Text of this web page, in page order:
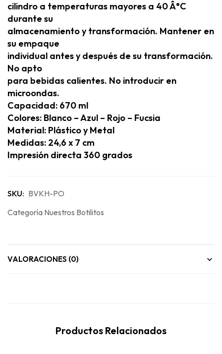
cilindro a temperaturas mayores a 40 Â°C
durante su
almacenamiento y transformación. Mantener en
su empaque
individual antes y después de su transformación.
No apto
para bebidas calientes. No introducir en
microondas.
Capacidad: 670 ml
Colores: Blanco – Azul – Rojo – Fucsia
Material: Plástico y Metal
Medidas: 24,6 x 7 cm
Impresión directa 360 grados
SKU: BVKH-PO
Categoría Nuestros Botilitos
VALORACIONES (0)
Productos Relacionados